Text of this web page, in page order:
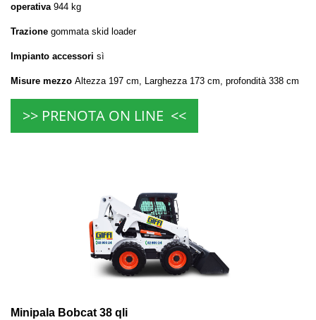
operativa 944 kg
Trazione gommata skid loader
Impianto accessori sì
Misure mezzo Altezza 197 cm, Larghezza 173 cm, profondità 338 cm
>> PRENOTA ON LINE <<
Minipala Bobcat 38 qli